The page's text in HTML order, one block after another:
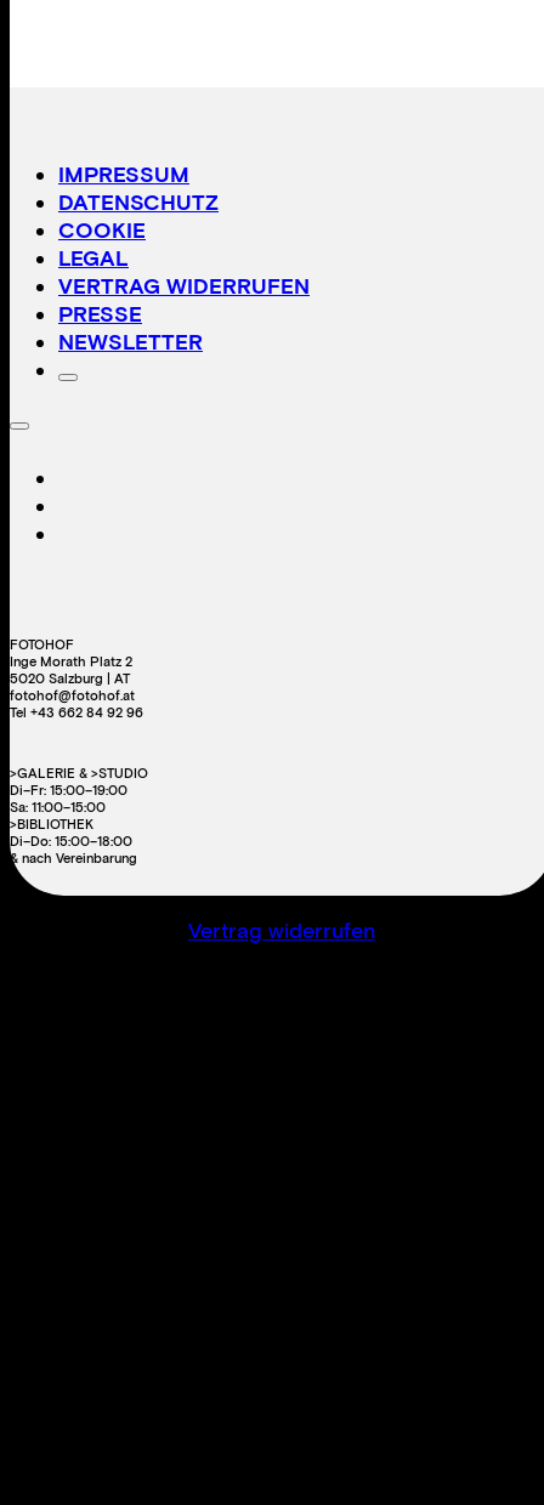
IMPRESSUM
DATENSCHUTZ
COOKIE
LEGAL
VERTRAG WIDERRUFEN
PRESSE
NEWSLETTER
FOTOHOF
Inge Morath Platz 2
5020 Salzburg | AT
fotohof@fotohof.at
Tel +43 662 84 92 96
>GALERIE & >STUDIO
Di–Fr: 15:00–19:00
Sa: 11:00–15:00
>BIBLIOTHEK
Di–Do: 15:00–18:00
& nach Vereinbarung
Vertrag widerrufen